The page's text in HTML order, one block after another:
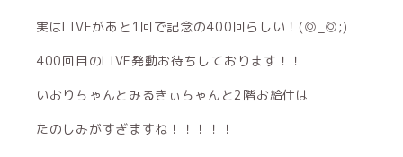
実はLIVEがあと1回で記念の400回らしい！(◎_◎;)
400回目のLIVE発動お待ちしております！！
いおりちゃんとみるきぃちゃんと2階お給仕は
たのしみがすぎますね！！！！！